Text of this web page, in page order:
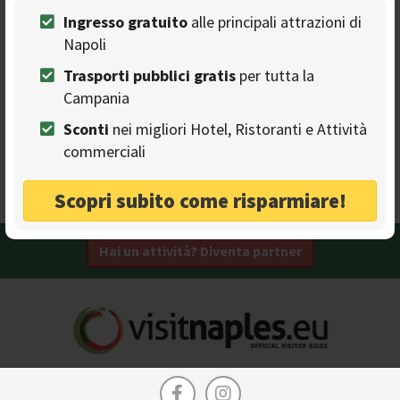
Ingresso gratuito alle principali attrazioni di
Napoli
Trasporti pubblici gratis per tutta la
Campania
Sconti nei migliori Hotel, Ristoranti e Attività
commerciali
Scopri subito come risparmiare!
La Reggia Designer Outlet
FASHION
The first designer outlet in Campania
Mastercard
Single Outdoor International food
Marcianise - S.P. 336 Sannitica
Hai un attività? Diventa partner